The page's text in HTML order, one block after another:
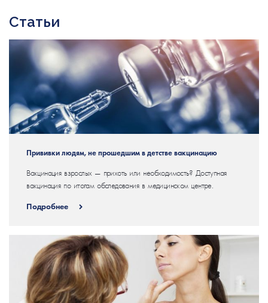
Статьи
Прививки людям, не прошедшим в детстве вакцинацию
Вакцинация взрослых — прихоть или необходимость? Доступная
вакцинация по итогам обследования в медицинском центре.
Подробнее